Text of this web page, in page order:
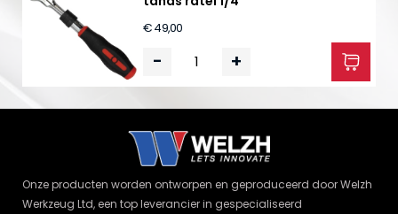
€ 49,00
- +
Onze producten worden ontworpen en geproduceerd door Welzh
Werkzeug Ltd, een top leverancier in gespecialiseerd